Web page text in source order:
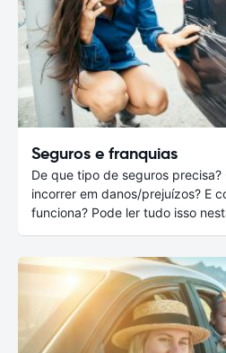
Seguros e franquias
De que tipo de seguros
incorrer em danos/prejuízos? E
funciona? Pode ler tudo isso